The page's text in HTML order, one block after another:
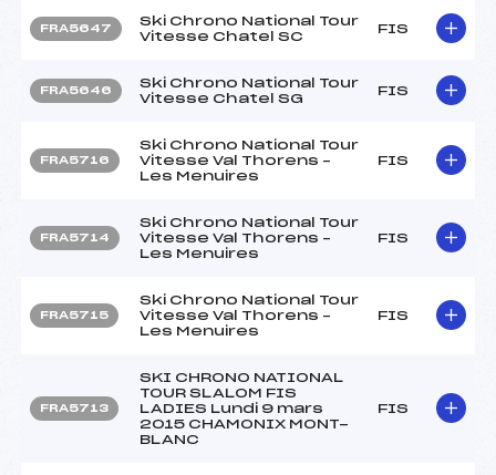
FRA5647
Ski Chrono National Tour
Vitesse Chatel SC
FIS
FRA5646
Ski Chrono National Tour
Vitesse Chatel SG
FIS
FRA5716
Ski Chrono National Tour
Vitesse Val Thorens –
Les Menuires
FIS
FRA5714
Ski Chrono National Tour
Vitesse Val Thorens –
Les Menuires
FIS
FRA5715
Ski Chrono National Tour
Vitesse Val Thorens –
Les Menuires
FIS
FRA5713
SKI CHRONO NATIONAL
TOUR SLALOM FIS
LADIES Lundi 9 mars
2015 CHAMONIX MONT-
BLANC
FIS